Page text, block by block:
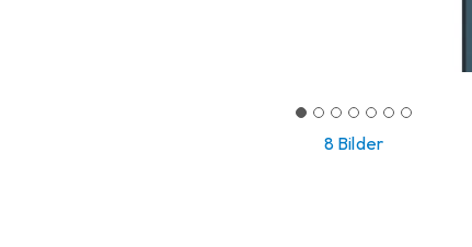
8 Bilder